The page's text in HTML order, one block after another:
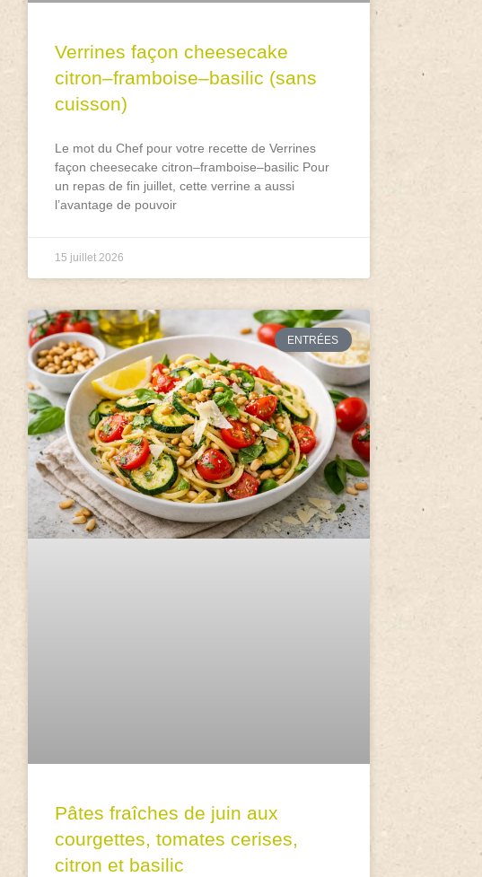
Verrines façon cheesecake
citron–framboise–basilic (sans
cuisson)
Le mot du Chef pour votre recette de Verrines
façon cheesecake citron–framboise–basilic Pour
un repas de fin juillet, cette verrine a aussi
l’avantage de pouvoir
15 juillet 2026
ENTRÉES
Pâtes fraîches de juin aux
courgettes, tomates cerises,
citron et basilic